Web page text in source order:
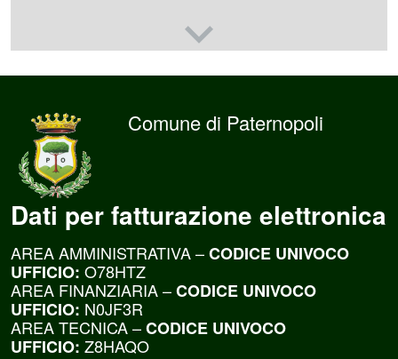
Comune di Paternopoli
Dati per fatturazione elettronica
AREA AMMINISTRATIVA –CODICE UNIVOCO
UFFICIO: O78HTZ
AREA FINANZIARIA –CODICE UNIVOCO
UFFICIO: N0JF3R
AREA TECNICA –CODICE UNIVOCO
UFFICIO: Z8HAQO